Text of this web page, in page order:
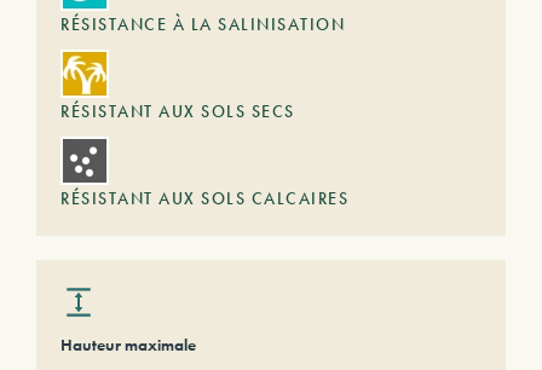
RÉSISTANCE À LA SALINISATION
RÉSISTANT AUX SOLS SECS
RÉSISTANT AUX SOLS CALCAIRES
Hauteur maximale